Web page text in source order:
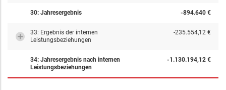
30: Jahresergebnis -894.640 €
33: Ergebnis der internen
Leistungsbeziehungen
-235.554,12 €
34: Jahresergebnis nach internen
Leistungsbeziehungen
-1.130.194,12 €